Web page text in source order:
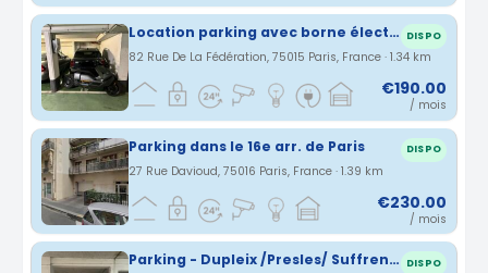
Location parking avec borne électrique DISPO
82 Rue De La Fédération, 75015 Paris, France · 1.34 km
€190.00
/ mois
Parking dans le 16e arr. de Paris DISPO
27 Rue Davioud, 75016 Paris, France · 1.39 km
€230.00
/ mois
Parking - Dupleix /Presles/ Suffren - Accès facile niveau -1 DISPO